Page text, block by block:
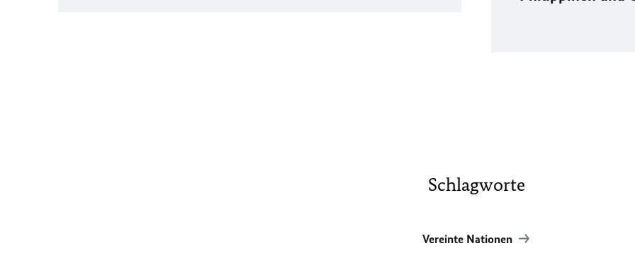
Schlagworte
Vereinte Nationen